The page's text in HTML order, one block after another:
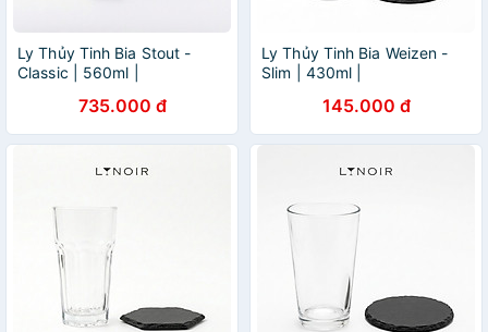
Ly Thủy Tinh Bia Stout -
Classic | 560ml |
735.000 đ
Ly Thủy Tinh Bia Weizen -
Slim | 430ml |
145.000 đ